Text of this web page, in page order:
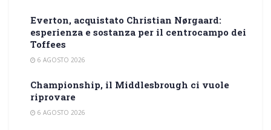
Everton, acquistato Christian Nørgaard:
esperienza e sostanza per il centrocampo dei
Toffees
6 AGOSTO 2026
Championship, il Middlesbrough ci vuole
riprovare
6 AGOSTO 2026